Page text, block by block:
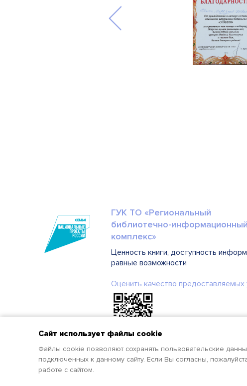
Сайт использует файлы cookie
Файлы cookie позволяют сохранять пользовательские
подключенных к данному сайту. Если Вы согласны,
работе с сайтом.
ГУК ТО «Региональный
библиотечно-информационный
комплекс»
Ценность книги, доступность
равные возможности
Оценить качество предоставляемых